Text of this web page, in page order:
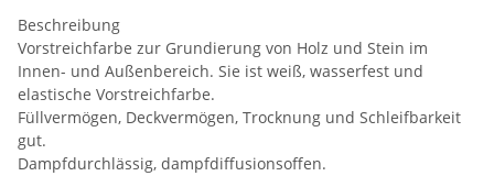
Beschreibung
Vorstreichfarbe zur Grundierung von Holz und Stein im
Innen- und Außenbereich. Sie ist weiß, wasserfest und
elastische Vorstreichfarbe.
Füllvermögen, Deckvermögen, Trocknung und Schleifbarkeit
gut.
Dampfdurchlässig, dampfdiffusionsoffen.